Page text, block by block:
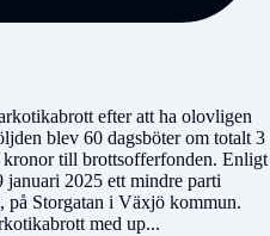
efter att ha olovligen
blev 60 dagsböter om totalt 3
till brottsofferfonden. Enligt
januari 2025 ett mindre parti
på Storgatan i Växjö kommun.
med up...